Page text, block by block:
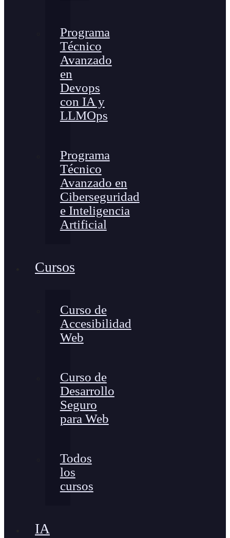
Programa
Técnico
Avanzado
en
Devops
con IA y
LLMOps
Programa
Técnico
Avanzado en
Ciberseguridad
e Inteligencia
Artificial
Cursos
Curso de
Accesibilidad
Web
Curso de
Desarrollo
Seguro
para Web
Todos
los
cursos
IA